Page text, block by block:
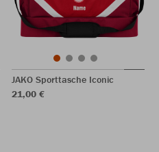
JAKO Sporttasche Iconic
21,00 €